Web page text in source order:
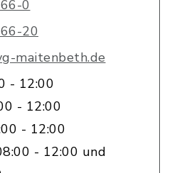
0
20
maitenbeth.de
- 12:00
- 12:00
- 12:00
- 12:00 und